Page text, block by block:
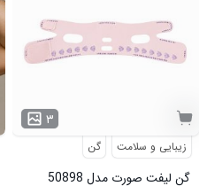
۳
زیبایی و سلامت گن
گن لیفت صورت مدل 50898